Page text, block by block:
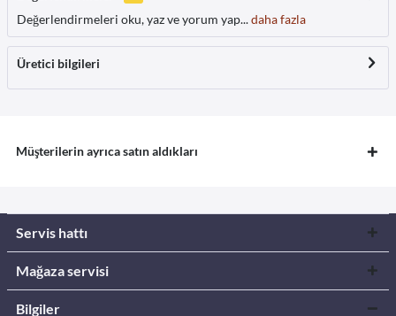
Değerlendirmeleri oku, yaz ve yorum yap...daha fazla
Üretici bilgileri
Müşterilerin ayrıca satın aldıkları
Servis hattı
Mağaza servisi
Bilgiler